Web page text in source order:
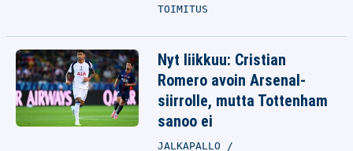
TOIMITUS
Nyt liikkuu: Cristian
Romero avoin Arsenal-
siirrolle, mutta Tottenham
sanoo ei
JALKAPALLO